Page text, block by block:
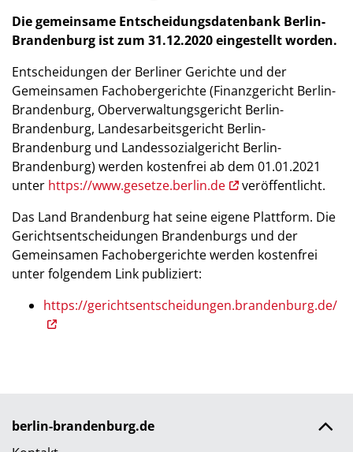
Die gemeinsame Entscheidungsdatenbank Berlin-
Brandenburg ist zum 31.12.2020 eingestellt worden.
Entscheidungen der Berliner Gerichte und der
Gemeinsamen Fachobergerichte (Finanzgericht Berlin-
Brandenburg, Oberverwaltungsgericht Berlin-
Brandenburg, Landesarbeitsgericht Berlin-
Brandenburg und Landessozialgericht Berlin-
Brandenburg) werden kostenfrei ab dem 01.01.2021
unter https://www.gesetze.berlin.de
veröffentlicht.
Das Land Brandenburg hat seine eigene Plattform. Die
Gerichtsentscheidungen Brandenburgs und der
Gemeinsamen Fachobergerichte werden kostenfrei
unter folgendem Link publiziert:
https://gerichtsentscheidungen.brandenburg.de/
berlin-brandenburg.de